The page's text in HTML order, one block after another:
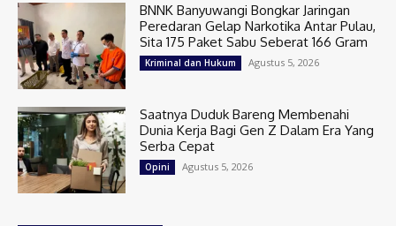
BNNK Banyuwangi Bongkar Jaringan
Peredaran Gelap Narkotika Antar Pulau,
Sita 175 Paket Sabu Seberat 166 Gram
Kriminal dan Hukum Agustus 5, 2026
Saatnya Duduk Bareng Membenahi
Dunia Kerja Bagi Gen Z Dalam Era Yang
Serba Cepat
Opini Agustus 5, 2026